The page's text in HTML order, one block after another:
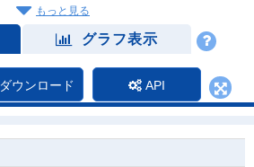
もっと見る
グラフ表示
ダウンロード API